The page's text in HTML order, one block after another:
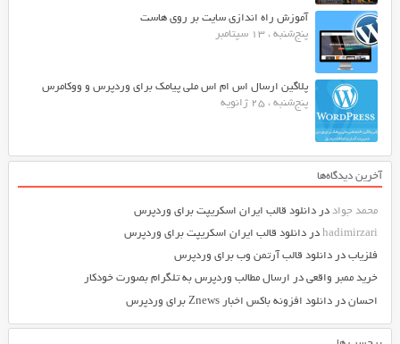
آموزش راه اندازی سایت بر روی هاست
پنج‌شنبه ، 13 سپتامبر
پلاگین ارسال اس ام اس ملی پیامک برای وردپرس و ووکامرس
پنج‌شنبه ، 25 ژانویه
آخرین دیدگاه‌ها
محمد جواددر دانلود قالب ایران اسکریپت برای وردپرس
hadimirzariدر دانلود قالب ایران اسکریپت برای وردپرس
فلزیابدر دانلود قالب آرتمن وب برای وردپرس
خرید ممبر واقعیدر ارسال مطالب وردپرس به تلگرام بصورت خودکار
احساندر دانلود افزونه باکس اخبار Znews برای وردپرس